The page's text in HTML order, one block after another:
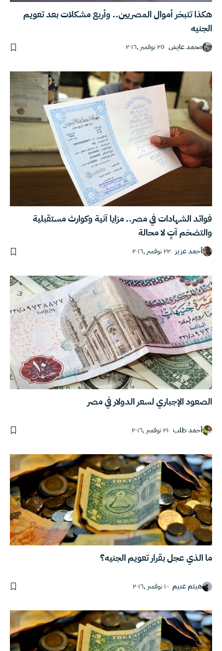
هكذا تتبخر أموال المصريين.. وأربع مشكلات بعد تعويم
الجنيه
محمد عايش ٢٥ نوفمبر ,٢٠١٦
فوائد الشهادات في مصر.. مزايا آنية وكوارث مستقبلية
والتضخم آتٍ لا محالة
أحمد عزيز ٢٢ نوفمبر ,٢٠١٦
الصعود الإجباري لسعر الدولار في مصر
أحمد طلب ٢١ نوفمبر ,٢٠١٦
ما الذي عجل بقرار تعويم الجنيه؟
هيثم غنيم ١٠ نوفمبر ,٢٠١٦